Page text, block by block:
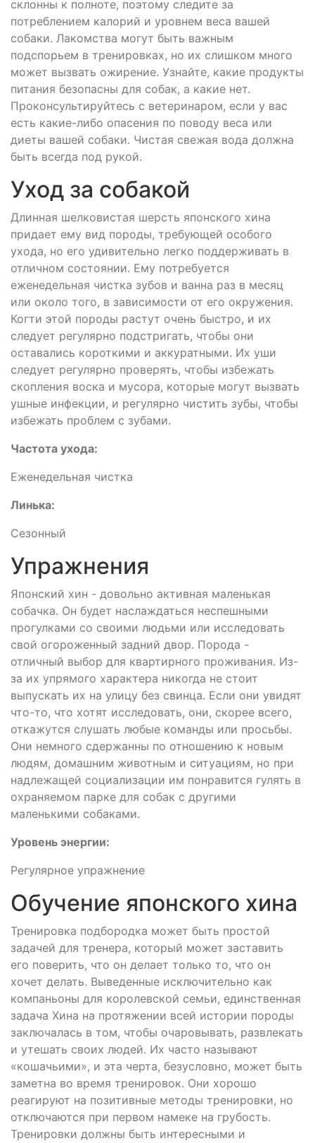
склонны к полноте, поэтому следите за
потреблением калорий и уровнем веса вашей
собаки. Лакомства могут быть важным
подспорьем в тренировках, но их слишком много
может вызвать ожирение. Узнайте, какие продукты
питания безопасны для собак, а какие нет.
Проконсультируйтесь с ветеринаром, если у вас
есть какие-либо опасения по поводу веса или
диеты вашей собаки. Чистая свежая вода должна
быть всегда под рукой.
Уход за собакой
Длинная шелковистая шерсть японского хина
придает ему вид породы, требующей особого
ухода, но его удивительно легко поддерживать в
отличном состоянии. Ему потребуется
еженедельная чистка зубов и ванна раз в месяц
или около того, в зависимости от его окружения.
Когти этой породы растут очень быстро, и их
следует регулярно подстригать, чтобы они
оставались короткими и аккуратными. Их уши
следует регулярно проверять, чтобы избежать
скопления воска и мусора, которые могут вызвать
ушные инфекции, и регулярно чистить зубы, чтобы
избежать проблем с зубами.
Частота ухода:
Еженедельная чистка
Линька:
Сезонный
Упражнения
Японский хин - довольно активная маленькая
собачка. Он будет наслаждаться неспешными
прогулками со своими людьми или исследовать
свой огороженный задний двор. Порода -
отличный выбор для квартирного проживания. Из-
за их упрямого характера никогда не стоит
выпускать их на улицу без свинца. Если они увидят
что-то, что хотят исследовать, они, скорее всего,
откажутся слушать любые команды или просьбы.
Они немного сдержанны по отношению к новым
людям, домашним животным и ситуациям, но при
надлежащей социализации им понравится гулять в
охраняемом парке для собак с другими
маленькими собаками.
Уровень энергии:
Регулярное упражнение
Обучение японского хина
Тренировка подбородка может быть простой
задачей для тренера, который может заставить
его поверить, что он делает только то, что он
хочет делать. Выведенные исключительно как
компаньоны для королевской семьи, единственная
задача Хина на протяжении всей истории породы
заключалась в том, чтобы очаровывать, развлекать
и утешать своих людей. Их часто называют
«кошачьими», и эта черта, безусловно, может быть
заметна во время тренировок. Они хорошо
реагируют на позитивные методы тренировки, но
отключаются при первом намеке на грубость.
Тренировки должны быть интересными и